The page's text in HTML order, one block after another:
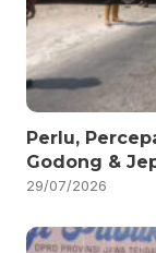
Perlu,
Godong &
29/07/2026